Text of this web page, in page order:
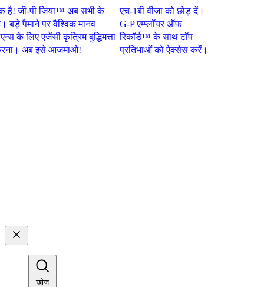
पी जिया™ अब सभी के
पर वैश्विक मानव
एजेंसी कृत्रिम बुद्धिमत्ता
अब इसे आजमाओ!​​
एच-1बी वीजा को छोड़ दें।
G-P एम्प्लॉयर ऑफ
रिकॉर्ड™ के साथ टॉप
प्रतिभाओं को ऐक्सेस करें।​​
खोज​​